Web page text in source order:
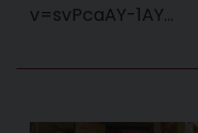
v=svPcaAY-1AY…